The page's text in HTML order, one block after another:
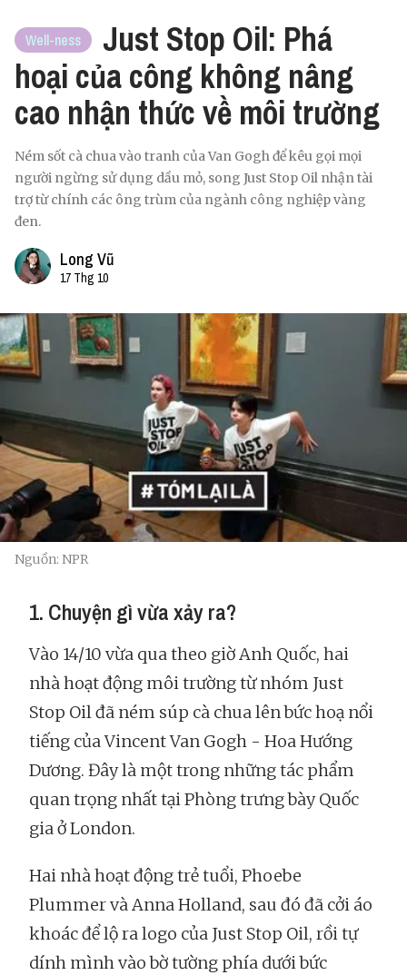
Well-ness
Just Stop Oil: Phá
hoại của công không nâng
cao nhận thức về môi trường
Ném sốt cà chua vào tranh của Van Gogh để kêu gọi mọi
người ngừng sử dụng dầu mỏ, song Just Stop Oil nhận tài
trợ từ chính các ông trùm của ngành công nghiệp vàng
đen.
Long Vũ
17 Thg 10
Nguồn: NPR
1. Chuyện gì vừa xảy ra?
Vào 14/10 vừa qua theo giờ Anh Quốc, hai
nhà hoạt động môi trường từ nhóm Just
Stop Oil đã ném súp cà chua lên bức hoạ nổi
tiếng của Vincent Van Gogh - Hoa Hướng
Dương. Đây là một trong những tác phẩm
quan trọng nhất tại Phòng trưng bày Quốc
gia ở London.
Hai nhà hoạt động trẻ tuổi, Phoebe
Plummer và Anna Holland, sau đó đã cởi áo
khoác để lộ ra logo của Just Stop Oil, rồi tự
dính mình vào bờ tường phía dưới bức